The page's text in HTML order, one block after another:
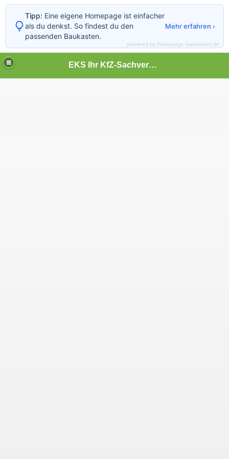
EKS Ihr KfZ-Sachverständiger
Tipp: Eine eigene Homepage ist einfacher
als du denkst. So findest du den
passenden Baukasten.
Mehr erfahren ›
powered by homepage-baukasten.de